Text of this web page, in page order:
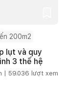
200m2
lụt và quy
3 thế hệ
| 59.036 lượt xem